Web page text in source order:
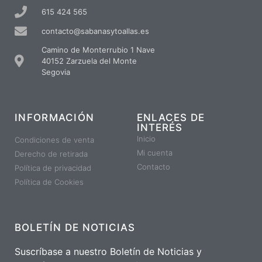
615 424 565
contacto@sabanasytoallas.es
Camino de Monterrubio 1 Nave
40152 Zarzuela del Monte
Segovia
INFORMACIÓN
Condiciones de venta
Derecho de retirada
Política de privacidad
Política de Cookies
ENLACES DE
INTERÉS
Inicio
Mi cuenta
Contacto
BOLETÍN DE NOTICIAS
Suscríbase a nuestro Boletín de Noticias y